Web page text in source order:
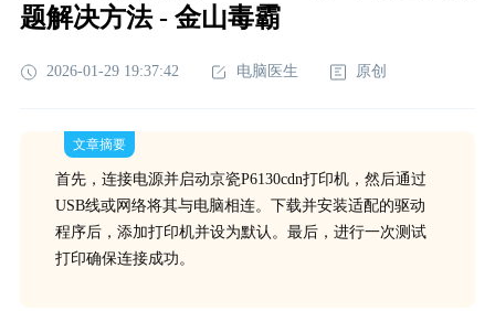
题解决方法 - 金山毒霸
2026-01-29 19:37:42 电脑医生 原创
文章摘要
首先，连接电源并启动京瓷P6130cdn打印机，然后通过
USB线或网络将其与电脑相连。下载并安装适配的驱动
程序后，添加打印机并设为默认。最后，进行一次测试
打印确保连接成功。